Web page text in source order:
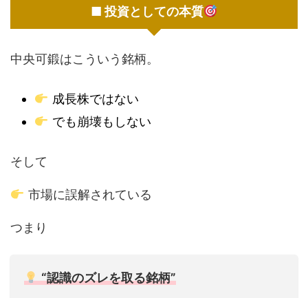
■ 投資としての本質
中央可鍛はこういう銘柄。
成長株ではない
でも崩壊もしない
そして
市場に誤解されている
つまり
“認識のズレを取る銘柄”